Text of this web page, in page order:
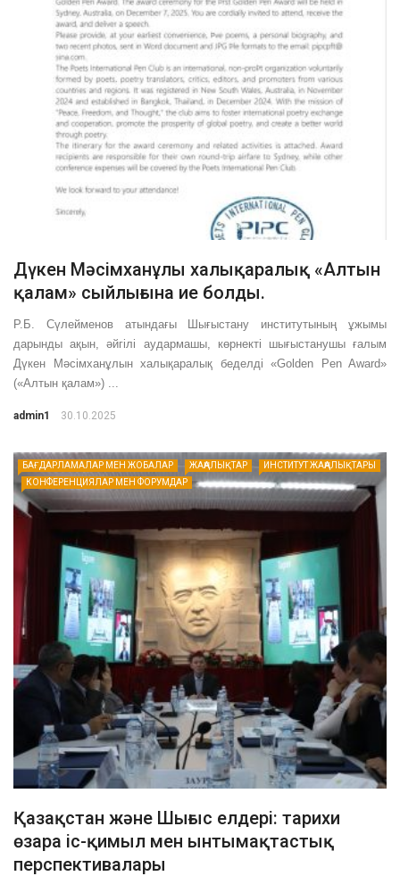
Дүкен Мәсімханұлы халықаралық «Алтын
қалам» сыйлығына ие болды.
Р.Б. Сүлейменов атындағы Шығыстану институтының ұжымы
дарынды ақын, әйгілі аудармашы, көрнекті шығыстанушы ғалым
Дүкен Мәсімханұлын халықаралық беделді «Golden Pen Award»
(«Алтын қалам») ...
admin1 30.10.2025
БАҒДАРЛАМАЛАР МЕН ЖОБАЛАР ЖАҢАЛЫҚТАР
ИНСТИТУТ ЖАҢАЛЫҚТАРЫ
КОНФЕРЕНЦИЯЛАР МЕН ФОРУМДАР
Қазақстан және Шығыс елдері: тарихи
өзара іс-қимыл мен ынтымақтастық
перспективалары